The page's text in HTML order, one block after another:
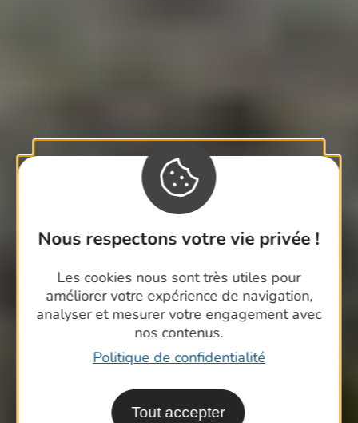
Nous respectons votre vie privée !
Les cookies nous sont très utiles pour
améliorer votre expérience de navigation,
analyser et mesurer votre engagement avec
nos contenus.
Politique de confidentialité
Tout accepter